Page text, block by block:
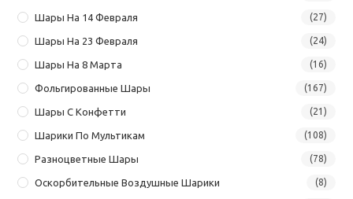
Шары На 14 Февраля (27)
Шары На 23 Февраля (24)
Шары На 8 Марта (16)
Фольгированные Шары (167)
Шары С Конфетти (21)
Шарики По Мультикам (108)
Разноцветные Шары (78)
Оскорбительные Воздушные Шарики (8)